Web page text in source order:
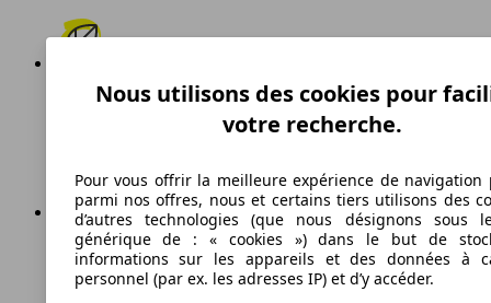
178 g/km
Émissions de CO2 (combinées)*
Ø 9.2 l/100km
Consommation
Nous utilisons des cookies pour
votre recherche.
Pour vous offrir la meilleure expérience de navigation
parmi nos offres, nous et certains tiers utilisons des
d’autres technologies (que nous désignons sous
générique de : « cookies ») dans le but de
informations sur les appareils et des données à
personnel (par ex. les adresses IP) et d’y accéder.